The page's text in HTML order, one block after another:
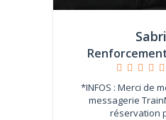
*INFOS : Merci de
messagerie
réservation